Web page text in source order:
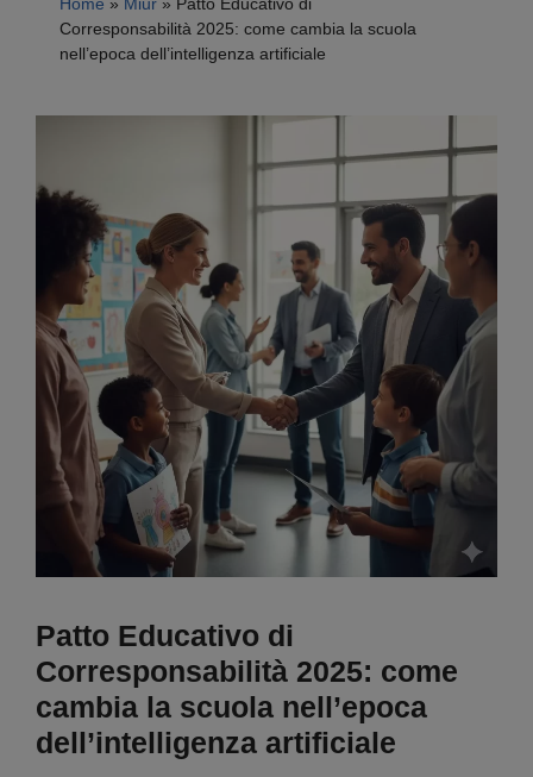
Corresponsabilità 2025: come cambia la scuola
nell’epoca dell’intelligenza artificiale
Patto Educativo di
Corresponsabilità 2025: come
cambia la scuola nell’epoca
dell’intelligenza artificiale